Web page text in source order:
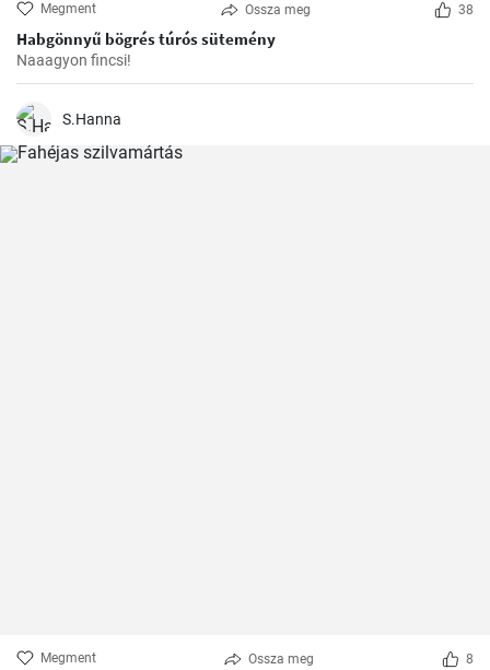
Megment Ossza meg 38
Habgönnyű bögrés túrós sütemény
Naaagyon fincsi!
S.Hanna
Megment Ossza meg 8